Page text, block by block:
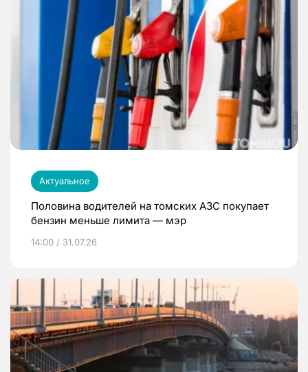
Актуальное
Половина водителей на томских АЗС покупает
бензин меньше лимита — мэр
14:00 / 31.07.26